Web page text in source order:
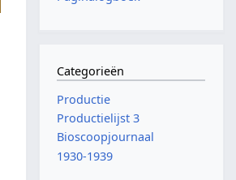
Categorieën
Productie
Productielijst 3
Bioscoopjournaal
1930-1939